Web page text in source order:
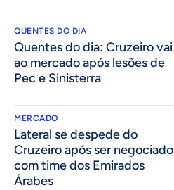
QUENTES DO DIA
Quentes do dia: Cruzeiro vai
ao mercado após lesões de
Pec e Sinisterra
MERCADO
Lateral se despede do
Cruzeiro após ser negociado
com time dos Emirados
Árabes